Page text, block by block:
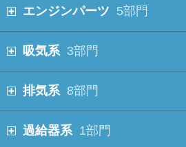
エンジンパーツ 5部門
吸気系 3部門
排気系 8部門
過給器系 1部門